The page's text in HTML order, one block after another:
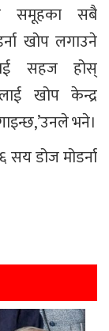
समूहका सबै
खोप लगाउने
सहज होस्
खोप केन्द्र
भने।
डोज मोडर्ना